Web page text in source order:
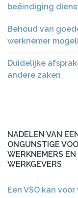
beëindiging
Behoud van
werknemer
Duidelijke
andere zaken
NADELEN VAN
ONGUNSTIGE
WERKNEMERS
WERKGEVERS
Een VSO kan